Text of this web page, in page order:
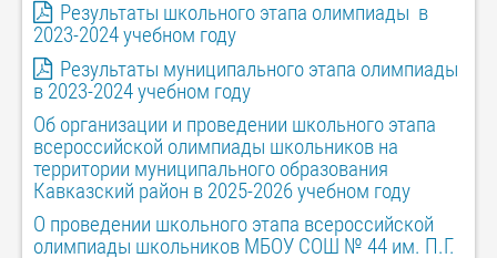
Результаты школьного этапа олимпиады в
2023-2024 учебном году
Результаты муниципального этапа олимпиады
в 2023-2024 учебном году
Об организации и проведении школьного этапа
всероссийской олимпиады школьников на
территории муниципального образования
Кавказский район в 2025-2026 учебном году
О проведении школьного этапа всероссийской
олимпиады школьников МБОУ СОШ № 44 им. П.Г.